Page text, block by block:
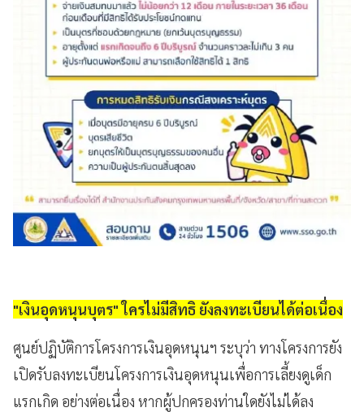
"เงินอุดหนุนบุตร" ใครไม่มีสิทธิ ยังลงทะเบียนได้ต่อเนื่อง
ศูนย์ปฏิบัติการโครงการเงินอุดหนุนฯ ระบุว่า ทางโครงการยัง
เปิดรับลงทะเบียนโครงการเงินอุดหนุนเพื่อการเลี้ยงดูเด็ก
แรกเกิด อย่างต่อเนื่อง หากผู้ปกครองท่านใดยังไม่ได้ลง